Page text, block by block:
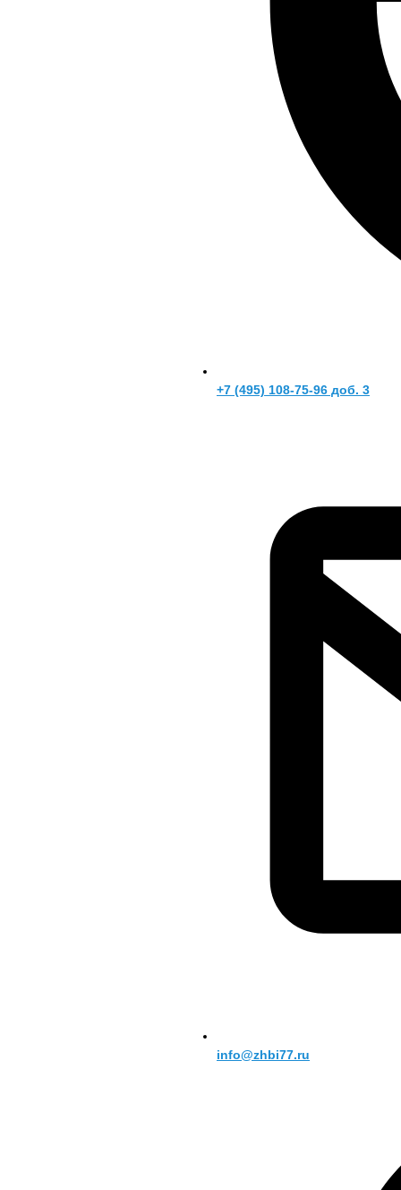
+7 (495) 108-75-96 доб. 3
info@zhbi77.ru